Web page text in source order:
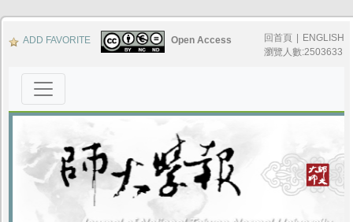
ADD FAVORITE Open Access 回首頁
ENGLISH
瀏覽人數:2503633